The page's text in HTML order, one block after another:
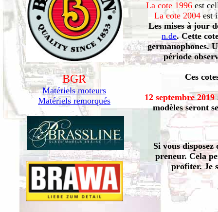
BGR
Matériels moteurs
Matériels remorqués
La cote 1996 est
La cote 2004est
Les mises à jour
n.de. Cette
germanophones.
période
Ces
12 septembre 2019
modèles seront
Si vous
preneur. Cela
profiter. Je